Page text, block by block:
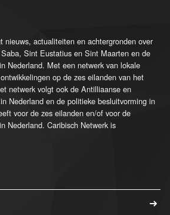
nieuws, actualiteiten en achtergronden over
Sint Eustatius en Sint Maarten en de
Nederland. Met een netwerk van lokale
op de zes eilanden van het
netwerk volgt ook de Antilliaanse en
Nederland en de politieke besluitvorming in
voor de zes eilanden en/of voor de
Nederland. Caribisch Netwerk is